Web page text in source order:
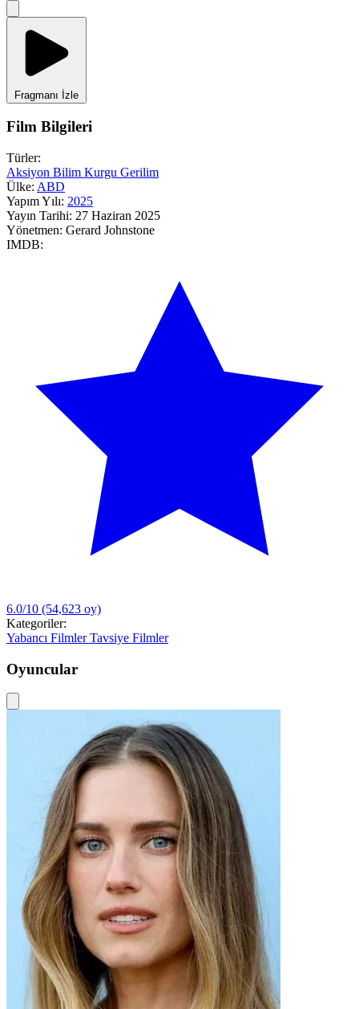
Fragmanı İzle
Film Bilgileri
Türler:
Aksiyon Bilim Kurgu Gerilim
Ülke: ABD
Yapım Yılı: 2025
Yayın Tarihi: 27 Haziran 2025
Yönetmen: Gerard Johnstone
IMDB:
6.0/10 (54,623 oy)
Kategoriler:
Yabancı FilmlerTavsiye Filmler
Oyuncular